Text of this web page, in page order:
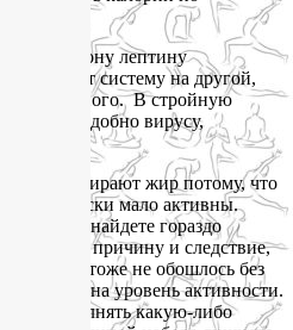
к гормону лептину
систему на другой,
В стройную
подобно вирусу,
люди набирают жир потому, что
и физически мало активны.
людей вы найдете гораздо
Но причину и следствие,
Тут тоже не обошлось без
он влияет на уровень активности.
выполнять какую-либо